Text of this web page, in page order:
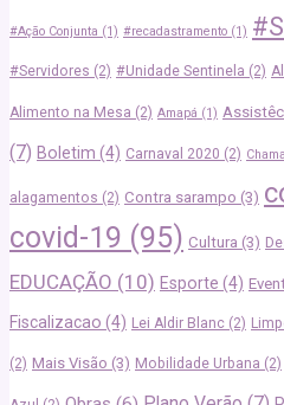
#Ação Conjunta (1) #recadastramento (1)
#Servidores (2) #Unidade Sentinela (2)
Alimento na Mesa (2) Amapá (1)
(7) Boletim (4) Carnaval 2020 (2)
alagamentos (2) Contra sarampo (3)
covid-19 (95) Cultura (3)
EDUCAÇÃO (10) Esporte (4)
Fiscalizacao (4) Lei Aldir Blanc (2)
(2) Mais Visão (3) Mobilidade Urbana (2)